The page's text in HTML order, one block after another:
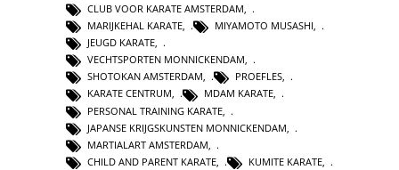
CLUB VOOR KARATE AMSTERDAM,
MARIJKEHAL KARATE, MIYAMOTO MUSASHI,
JEUGD KARATE,
VECHTSPORTEN MONNICKENDAM,
SHOTOKAN AMSTERDAM, PROEFLES,
KARATE CENTRUM, MDAM KARATE,
PERSONAL TRAINING KARATE
JAPANSE KRIJGSKUNSTEN MONNICKENDAM
MARTIALART AMSTERDAM
CHILD AND PARENT KARATE
KUMITE KARATE